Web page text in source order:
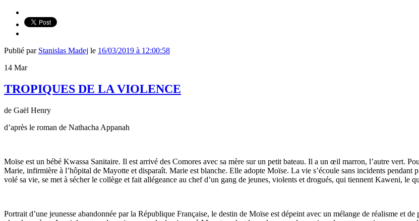
Publié par Stanislas Madej le 16/03/2019 à 12:00:58
14 Mar
TROPIQUES DE LA VIOLENCE
de Gaël Henry
d’après le roman de Nathacha Appanah
Moïse est un bébé Kwassa Sanitaire. Il est arrivé des Comores avec sa mère sur un petit bateau. Il a un œil marron, l’autre vert.
Marie, infirmière à l’hôpital de Mayotte et disparaît. Marie est blanche. Elle adopte Moïse. La vie s’écoule sans incidents
volé sa vie, se met à sécher le collège et fait allégeance au chef dʼun gang de jeunes, violents et drogués, qui tiennent Kaweni, le
Portrait d’une jeunesse abandonnée par la République Française, le destin de Moïse est dépeint avec un mélange de réalisme et